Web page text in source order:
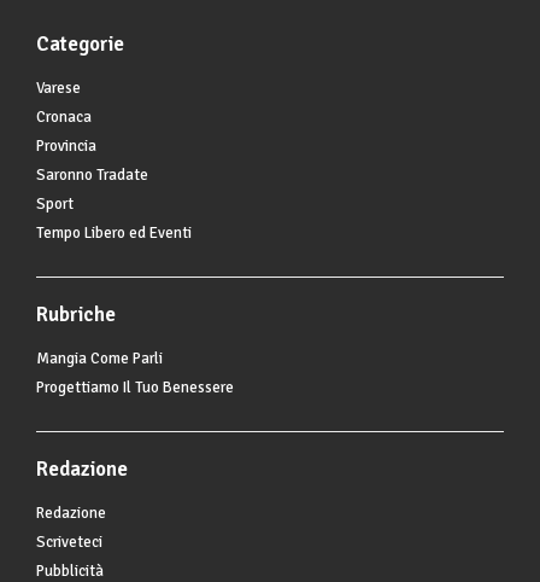
Categorie
Varese
Cronaca
Provincia
Saronno Tradate
Sport
Tempo Libero ed Eventi
Rubriche
Mangia Come Parli
Progettiamo Il Tuo Benessere
Redazione
Redazione
Scriveteci
Pubblicità